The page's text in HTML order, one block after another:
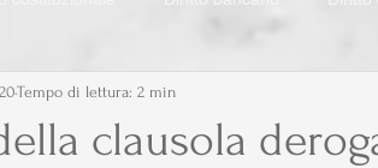
clausola
Tempo di lettura: 2 min